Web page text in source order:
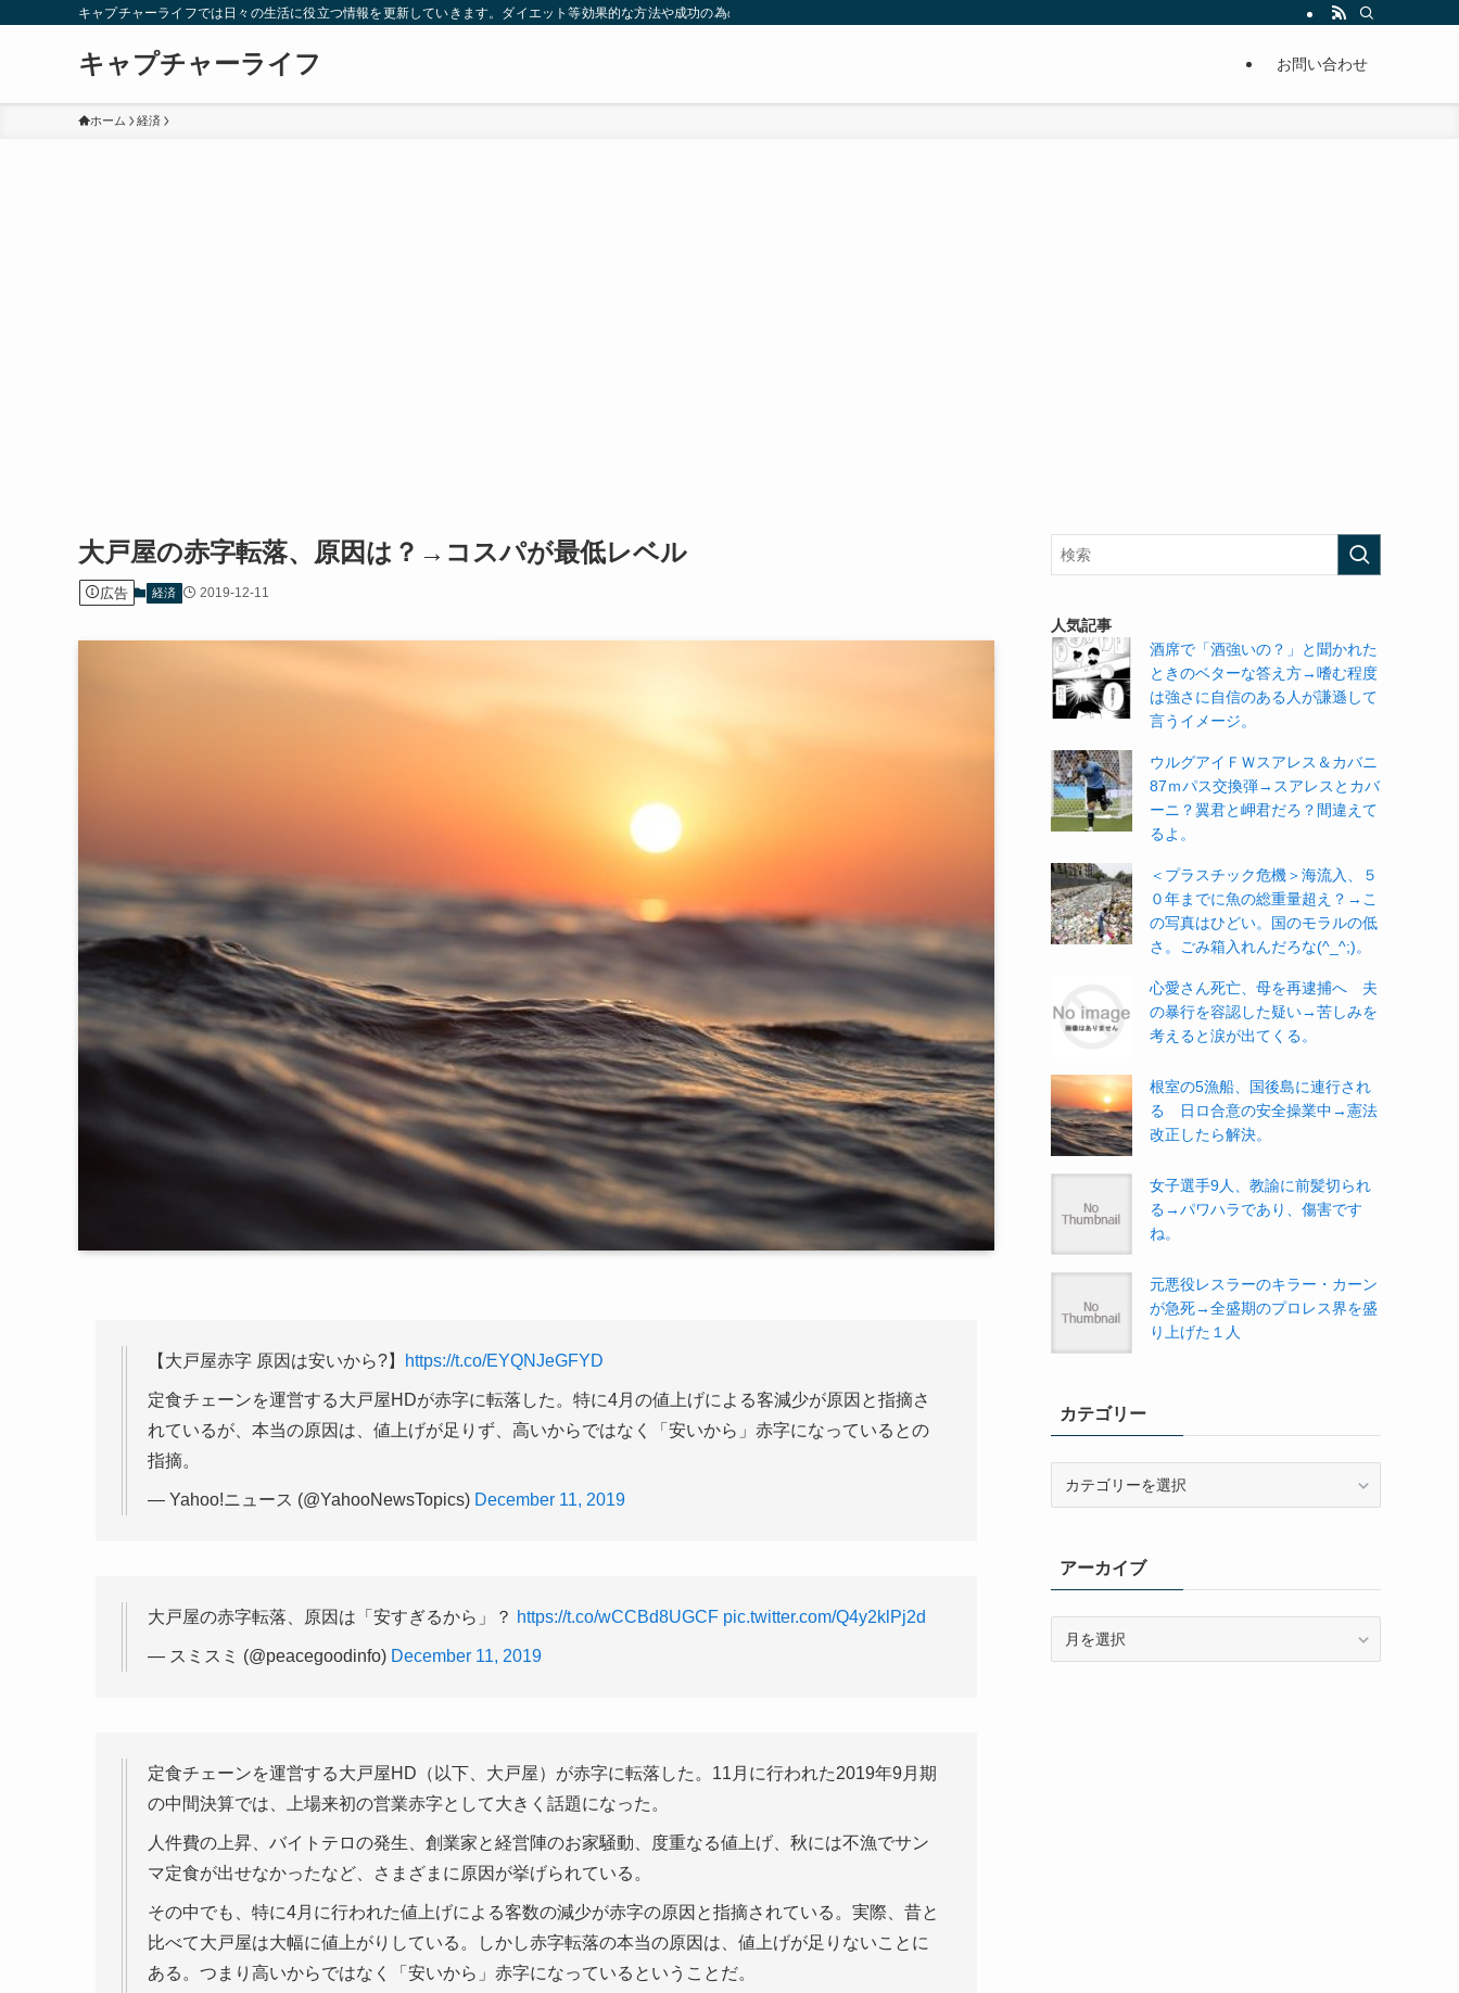
キャプチャーライフでは日々の生活に役立つ情報を更新していきます。ダイエット等効果的な方法や成功の為の秘訣等。太ったり悩んでいる方々が簡単に痩せることが出来るように分かりやすくまとめています。
キャプチャーライフ お問い合わせ
ホーム 経済
大戸屋の赤字転落、原因は？→コスパが最低レベル
広告 経済 2019-12-11
【大戸屋赤字 原因は安いから?】 https://t.co/EYQNJeGFYD
定食チェーンを運営する大戸屋HDが赤字に転落した。特に4月の値上げによる客減少が原因と指摘さ
れているが、本当の原因は、値上げが足りず、高いからではなく「安いから」赤字になっているとの
指摘。
— Yahoo!ニュース (@YahooNewsTopics) December 11, 2019
大戸屋の赤字転落、原因は「安すぎるから」？ https://t.co/wCCBd8UGCF pic.twitter.com/Q4y2klPj2d
— スミスミ (@peacegoodinfo) December 11, 2019
定食チェーンを運営する大戸屋HD（以下、大戸屋）が赤字に転落した。11月に行われた2019年9月期
の中間決算では、上場来初の営業赤字として大きく話題になった。
人件費の上昇、バイトテロの発生、創業家と経営陣のお家騒動、度重なる値上げ、秋には不漁でサン
マ定食が出せなかったなど、さまざまに原因が挙げられている。
その中でも、特に4月に行われた値上げによる客数の減少が赤字の原因と指摘されている。実際、昔と
比べて大戸屋は大幅に値上がりしている。しかし赤字転落の本当の原因は、値上げが足りないことに
ある。つまり高いからではなく「安いから」赤字になっているということだ。
人気記事
酒席で「酒強いの？」と聞かれた
ときのベターな答え方→嗜む程度
は強さに自信のある人が謙遜して
言うイメージ。
ウルグアイＦＷスアレス＆カバニ
87ｍパス交換弾→スアレスとカバ
ーニ？翼君と岬君だろ？間違えて
るよ。
＜プラスチック危機＞海流入、５
０年までに魚の総重量超え？→こ
の写真はひどい。国のモラルの低
さ。ごみ箱入れんだろな(^_^;)。
心愛さん死亡、母を再逮捕へ 夫
の暴行を容認した疑い→苦しみを
考えると涙が出てくる。
根室の5漁船、国後島に連行され
る 日ロ合意の安全操業中→憲法
改正したら解決。
女子選手9人、教諭に前髪切られ
る→パワハラであり、傷害です
ね。
元悪役レスラーのキラー・カーン
が急死→全盛期のプロレス界を盛
り上げた１人
カテゴリー
ーアーカイブ